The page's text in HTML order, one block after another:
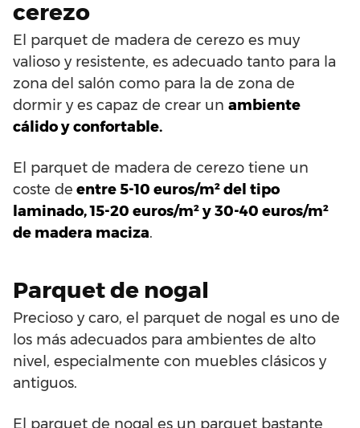
cerezo
El parquet de madera de cerezo es muy
valioso y resistente, es adecuado tanto para la
zona del salón como para la de zona de
dormir y es capaz de crear un ambiente
cálido y confortable.
El parquet de madera de cerezo tiene un
coste de entre 5-10 euros/m² del tipo
laminado, 15-20 euros/m² y 30-40 euros/m²
de madera maciza.
Parquet de nogal
Precioso y caro, el parquet de nogal es uno de
los más adecuados para ambientes de alto
nivel, especialmente con muebles clásicos y
antiguos.
El parquet de nogal es un parquet bastante